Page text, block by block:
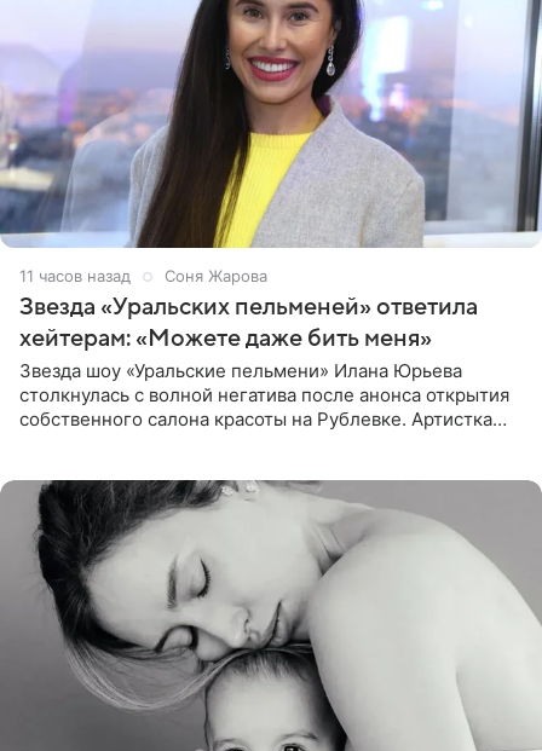
11 часов назад Соня Жарова
Звезда «Уральских пельменей» ответила
хейтерам: «Можете даже бить меня»
Звезда шоу «Уральские пельмени» Илана Юрьева
столкнулась с волной негатива после анонса открытия
собственного салона красоты на Рублевке. Артистка